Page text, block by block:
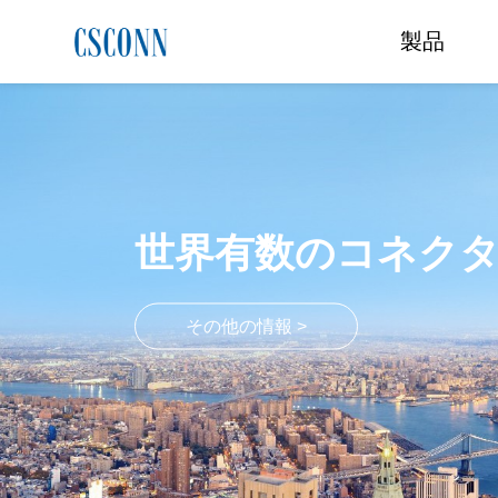
製品
世界有数のコネク
その他の情報 >